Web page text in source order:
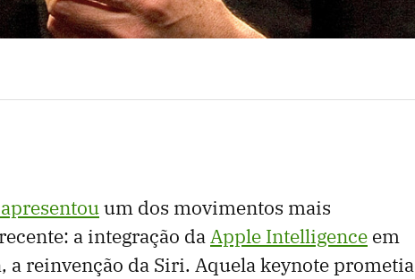
um dos movimentos mais
a integração daApple Intelligence em
a reinvenção da Siri. Aquela keynote prometia